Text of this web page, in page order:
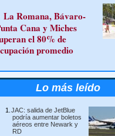
La Romana, Bávaro-
Cana y Miches
el 80% de
promedio
Lo más leído
JAC: salida de JetBlue
podría aumentar boletos
aéreos entre Newark y
RD